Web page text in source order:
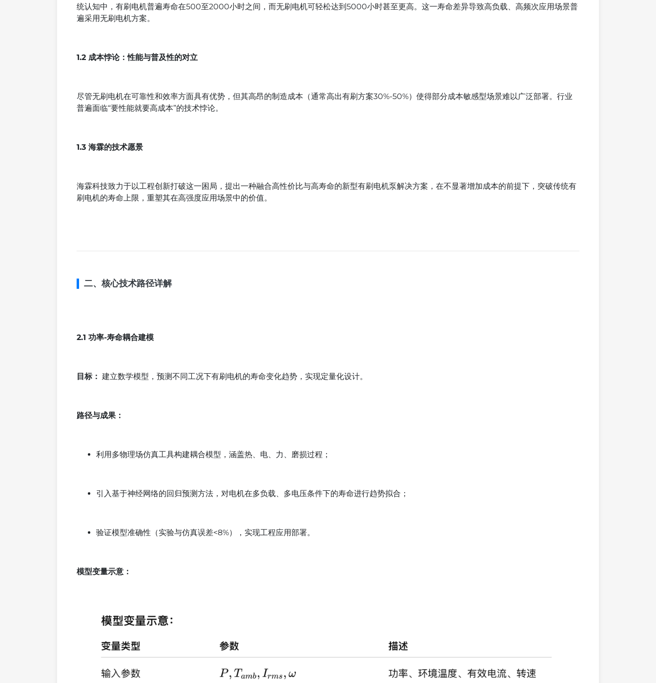
统认知中，有刷电机普遍寿命在500至2000小时之间，而无刷电机可轻松达到5000小时甚至更高。这一寿命差异导致高负载、高频次应用场景普
遍采用无刷电机方案。
1.2 成本悖论：性能与普及性的对立
尽管无刷电机在可靠性和效率方面具有优势，但其高昂的制造成本（通常高出有刷方案30%-50%）使得部分成本敏感型场景难以广泛部署。行业
普遍面临“要性能就要高成本”的技术悖论。
1.3 海霖的技术愿景
海霖科技致力于以工程创新打破这一困局，提出一种融合高性价比与高寿命的新型有刷电机泵解决方案，在不显著增加成本的前提下，突破传统有
刷电机的寿命上限，重塑其在高强度应用场景中的价值。
二、核心技术路径详解
2.1 功率-寿命耦合建模
目标： 建立数学模型，预测不同工况下有刷电机的寿命变化趋势，实现定量化设计。
路径与成果：
利用多物理场仿真工具构建耦合模型，涵盖热、电、力、磨损过程；
引入基于神经网络的回归预测方法，对电机在多负载、多电压条件下的寿命进行趋势拟合；
验证模型准确性（实验与仿真误差<8%），实现工程应用部署。
模型变量示意：